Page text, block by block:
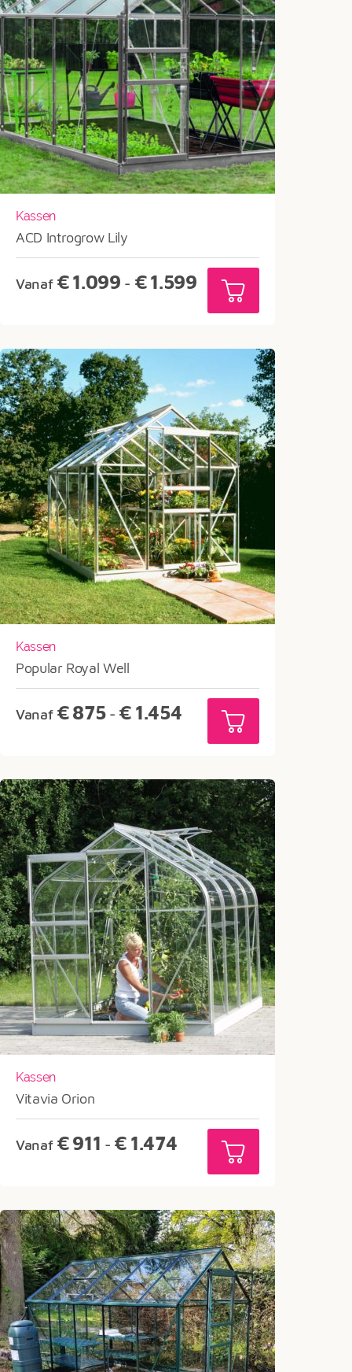
Kassen
ACD Introgrow Lily
Vanaf €1.099 - €1.599Prijsklasse:
€1.099
Kassen
Popular Royal Well
Vanaf €875 - € 1.454 Prijsklasse:
Kassen
Vitavia Orion
Vanaf €911 - € 1.474 Prijsklasse: